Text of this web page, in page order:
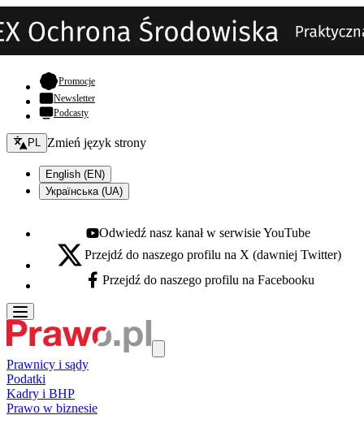
Promocje- otwiera się w nowej karcie
Newsletter
Podcasty
Zmień język - bieżący:
PL Zmień język strony
English (EN)
Українська (UA)
Youtube - otwiera się w nowej karcie
Odwiedź nasz kanał w serwisie YouTube
X - otwiera się w nowej karcie
Przejdź do naszego profilu na X (dawniej Twitter)
Facebook - otwiera się w nowej karcie
Przejdź do naszego profilu na Facebooku
Prawnicy i sądy
Podatki
Kadry i BHP
Prawo w biznesie